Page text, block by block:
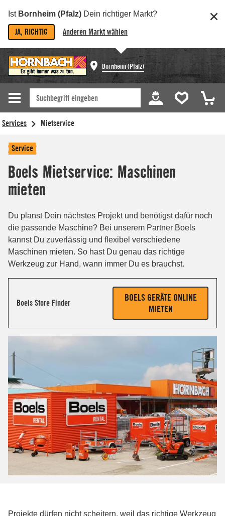
Ist Bornheim (Pfalz) Dein richtiger Markt?
JA, RICHTIG Anderen Markt wählen
Bornheim (Pfalz)